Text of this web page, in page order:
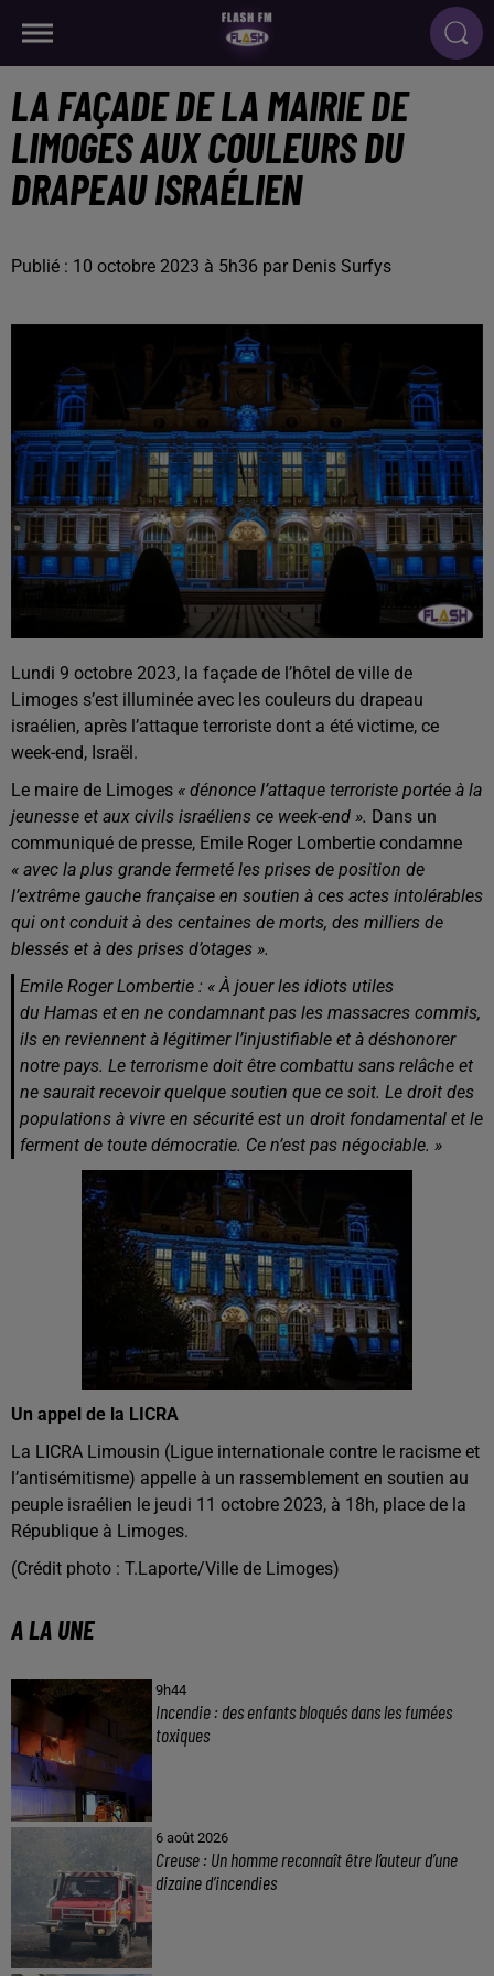
LA FAÇADE DE LA MAIRIE DE
LIMOGES AUX COULEURS DU
DRAPEAU ISRAÉLIEN
Publié : 10 octobre 2023 à 5h36 par Denis Surfys
Lundi 9 octobre 2023, la façade de l’hôtel de ville de
Limoges s’est illuminée avec les couleurs du drapeau
israélien, après l’attaque terroriste dont a été victime, ce
week-end, Israël.
Le maire de Limoges « dénonce l’attaque terroriste portée à la
jeunesse et aux civils israéliens ce week-end ». Dans un
communiqué de presse, Emile Roger Lombertie condamne
« avec la plus grande fermeté les prises de position de
l’extrême gauche française en soutien à ces actes intolérables
qui ont conduit à des centaines de morts, des milliers de
blessés et à des prises d’otages ».
Emile Roger Lombertie : « À jouer les idiots utiles
du Hamas et en ne condamnant pas les massacres commis,
ils en reviennent à légitimer l’injustifiable et à déshonorer
notre pays. Le terrorisme doit être combattu sans relâche et
ne saurait recevoir quelque soutien que ce soit. Le droit des
populations à vivre en sécurité est un droit fondamental et le
ferment de toute démocratie. Ce n’est pas négociable. »
Un appel de la LICRA
La LICRA Limousin (Ligue internationale contre le racisme et
l’antisémitisme) appelle à un rassemblement en soutien au
peuple israélien le jeudi 11 octobre 2023, à 18h, place de la
République à Limoges.
(Crédit photo : T.Laporte/Ville de Limoges)
A LA UNE
9h44
Incendie : des enfants bloqués dans les fumées
toxiques
6 août 2026
Creuse : Un homme reconnaît être l’auteur d’une
dizaine d’incendies